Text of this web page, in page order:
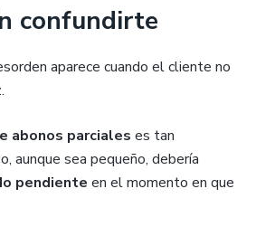
confundirte
aparece cuando el cliente no
abonos parciales es tan
aunque sea pequeño, debería
pendiente en el momento en que